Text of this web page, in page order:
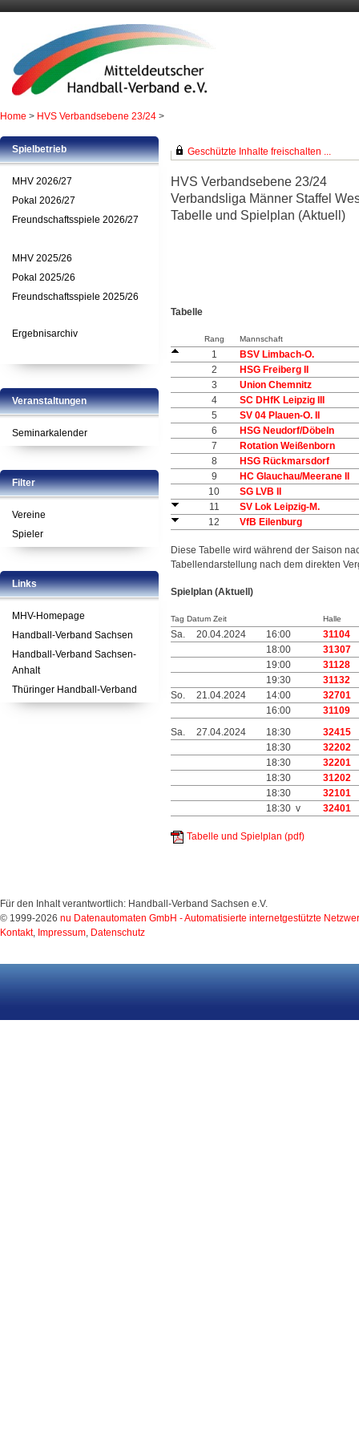
Home > HVS Verbandsebene 23/24 >
Spielbetrieb
MHV 2026/27
Pokal 2026/27
Freundschaftsspiele 2026/27
MHV 2025/26
Pokal 2025/26
Freundschaftsspiele 2025/26
Ergebnisarchiv
Veranstaltungen
Seminarkalender
Filter
Vereine
Spieler
Links
MHV-Homepage
Handball-Verband Sachsen
Handball-Verband Sachsen-
Anhalt
Thüringer Handball-Verband
Geschützte Inhalte freischalten ...
HVS Verbandsebene 23/24
Verbandsliga Männer Staffel
Tabelle und Spielplan (Aktuell)
Tabelle
Rang Mannschaft
1
BSV Limbach-O.
2
HSG Freiberg II
3
Union Chemnitz
4
SC DHfK Leipzig III
5
SV 04 Plauen-O. II
6
HSG Neudorf/Döbeln
7
Rotation Weißenborn
8
HSG Rückmarsdorf
9
HC Glauchau/Meerane II
10
SG LVB II
11
SV Lok Leipzig-M.
12
VfB Eilenburg
Diese Tabelle wird während der Saison
Tabellendarstellung nach dem direkten
Spielplan (Aktuell)
Tag Datum Zeit Halle
Sa. 20.04.2024 16:00
31104
18:00
31307
19:00
31128
19:30
31132
So.
21.04.2024 14:00
32701
16:00
31109
Sa.
27.04.2024 18:30
32415
18:30
32202
18:30
32201
18:30
31202
18:30
32101
18:30 v
32401
Tabelle und Spielplan (pdf)
Für den Inhalt verantwortlich: Handball-Verband Sachsen e.V.
© 1999-2026 nu Datenautomaten GmbH - Automatisierte internetgestützte
Kontakt, Impressum, Datenschutz